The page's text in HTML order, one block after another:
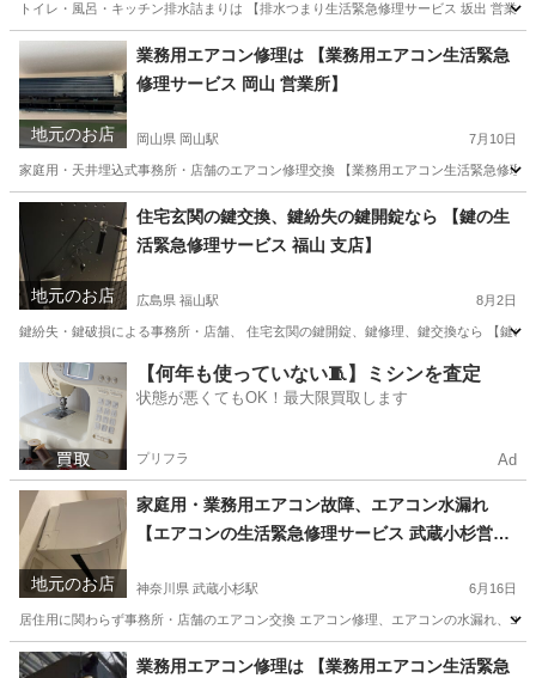
トイレ・風呂・キッチン排水詰まりは 【排水つまり生活緊急修理サービス 坂出 営業
香川 丸亀市 坂出駅 トイレつまり/水漏れ修理 防水工事
地元のお店
業務用エアコン修理は 【業務用エアコン生活緊急
修理サービス 岡山 営業所】
岡山県 岡山駅 7月10日
家庭用・天井埋込式事務所・店舗のエアコン修理交換 【業務用エアコン生活緊急修
岡山 岡山市 岡山駅 その他 天井
地元のお店
住宅玄関の鍵交換、鍵紛失の鍵開錠なら 【鍵の生
活緊急修理サービス 福山 支店】
広島県 福山駅 8月2日
鍵紛失・鍵破損による事務所・店舗、 住宅玄関の鍵開錠、鍵修理、鍵交換なら 【鍵
広島 福山市 福山駅 鍵交換 電話番号
【何年も使っていない🧵】ミシンを査定
状態が悪くてもOK！最大限買取します
プリフラ Ad
地元のお店
家庭用・業務用エアコン故障、エアコン水漏れ
【エアコンの生活緊急修理サービス 武蔵小杉営業
神奈川県 武蔵小杉駅 6月16日
居住用に関わらず事務所・店舗のエアコン交換 エアコン修理、エアコンの水漏れ、
神奈川 川崎市 武蔵小杉駅 その他 神奈川
業務用エアコン修理は 【業務用エアコン生活緊急